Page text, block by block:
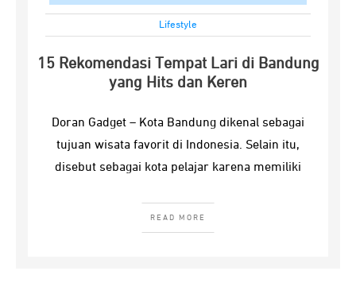
Lifestyle
15 Rekomendasi Tempat Lari di Bandung
yang Hits dan Keren
Doran Gadget – Kota Bandung dikenal sebagai
tujuan wisata favorit di Indonesia. Selain itu,
disebut sebagai kota pelajar karena memiliki
READ MORE